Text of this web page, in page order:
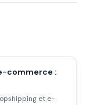
commerce :
et e-